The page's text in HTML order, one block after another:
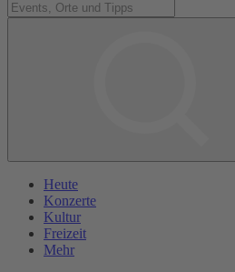
Heute
Konzerte
Kultur
Freizeit
Mehr